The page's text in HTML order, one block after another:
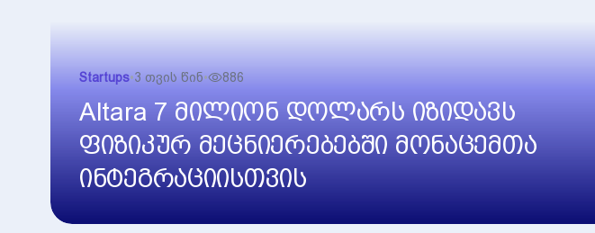
Startups•3 თვის წინ• 886
Altara 7 მილიონ დოლარს იზიდავს
ფიზიკურ მეცნიერებებში მონაცემთა
ინტეგრაციისთვის